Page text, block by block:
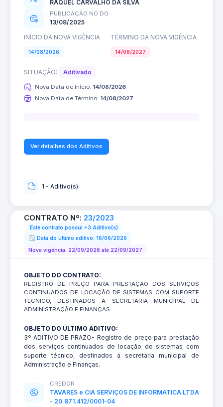
RAQUEL CARVALHO DA SILVA
PUBLICAÇÃO NO DO
13/08/2025
INÍCIO DA NOVA VIGÊNCIA
TÉRMINO DA NOVA VIGÊNCIA
14/08/2026 14/08/2027
SITUAÇÃO: Aditivado
Nova Data de Início: 14/08/2026
Nova Data de Término: 14/08/2027
Ver detalhes dos Aditivos
1 - Aditivo(s)
CONTRATO Nº: 23/2023
Este contrato possui +3 Aditivo(s)
Data do último aditivo: 16/06/2026
Nova vigência: 22/09/2026 até 22/09/2027
OBJETO DO CONTRATO:
REGISTRO DE PREÇO PARA PRESTAÇÃO DOS SERVIÇOS
CONTINUADOS DE LOCAÇÃO DE SISTEMAS COM SUPORTE
TÉCNICO, DESTINADOS A SECRETARIA MUNICIPAL DE
ADMINISTRAÇÃO E FINANÇAS.
OBJETO DO ÚLTIMO ADITIVO:
3º ADITIVO DE PRAZO- Registro de preço para prestação
dos serviços continuados de locação de sistemas com
suporte técnico, destinados a secretaria municipal de
Administração e Finanças.
CREDOR
TAVARES e CIA SERVIÇOS DE INFORMATICA LTDA
- 20.871.412/0001-04